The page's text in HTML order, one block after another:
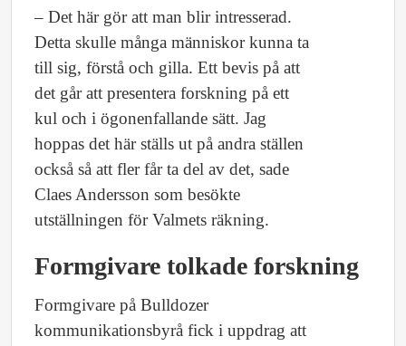
– Det här gör att man blir intresserad.
Detta skulle många människor kunna ta
till sig, förstå och gilla. Ett bevis på att
det går att presentera forskning på ett
kul och i ögonenfallande sätt. Jag
hoppas det här ställs ut på andra ställen
också så att fler får ta del av det, sade
Claes Andersson som besökte
utställningen för Valmets räkning.
Formgivare tolkade forskning
Formgivare på Bulldozer
kommunikationsbyrå fick i uppdrag att